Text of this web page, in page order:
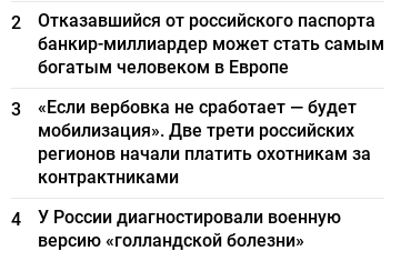
2
Отказавшийся от российского паспорта
банкир-миллиардер может стать самым
богатым человеком в Европе
3
«Если вербовка не сработает — будет
мобилизация». Две трети российских
регионов начали платить охотникам за
контрактниками
4
У России диагностировали военную
версию «голландской болезни»